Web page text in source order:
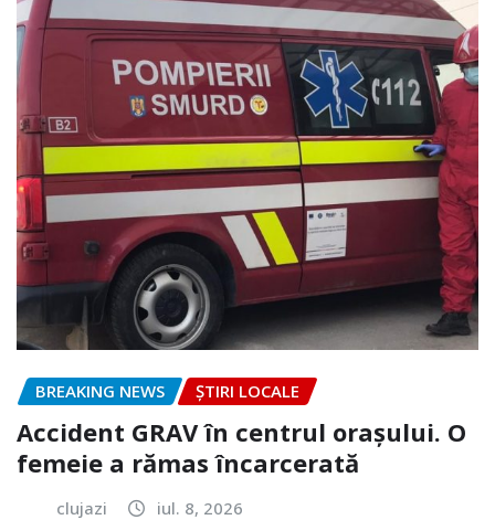
BREAKING NEWS ȘTIRI LOCALE
Accident GRAV în centrul orașului. O
femeie a rămas încarcerată
clujazi iul. 8, 2026